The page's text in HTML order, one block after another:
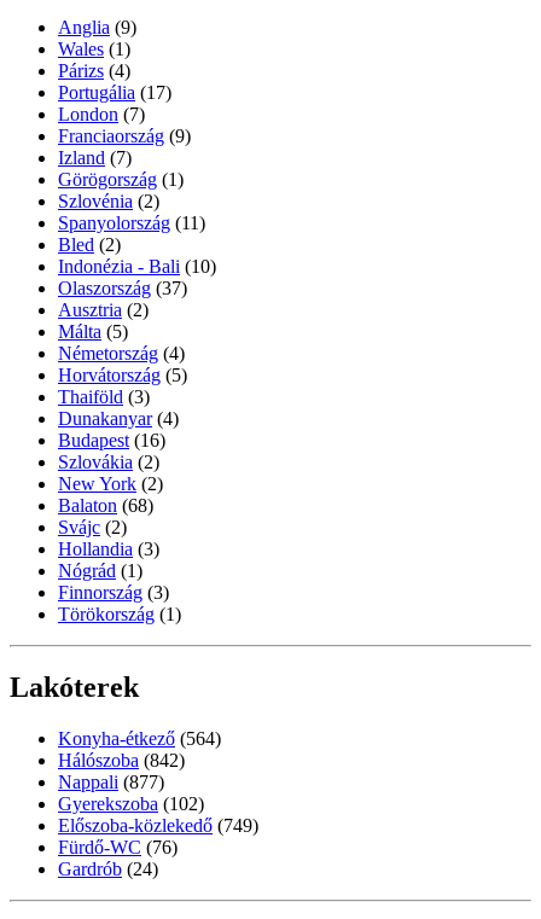
Anglia (9)
Wales (1)
Párizs (4)
Portugália (17)
London (7)
Franciaország (9)
Izland (7)
Görögország (1)
Szlovénia (2)
Spanyolország (11)
Bled (2)
Indonézia - Bali (10)
Olaszország (37)
Ausztria (2)
Málta (5)
Németország (4)
Horvátország (5)
Thaiföld (3)
Dunakanyar (4)
Budapest (16)
Szlovákia (2)
New York (2)
Balaton (68)
Svájc (2)
Hollandia (3)
Nógrád (1)
Finnország (3)
Törökország (1)
Lakóterek
Konyha-étkező (564)
Hálószoba (842)
Nappali (877)
Gyerekszoba (102)
Előszoba-közlekedő (749)
Fürdő-WC (76)
Gardrób (24)